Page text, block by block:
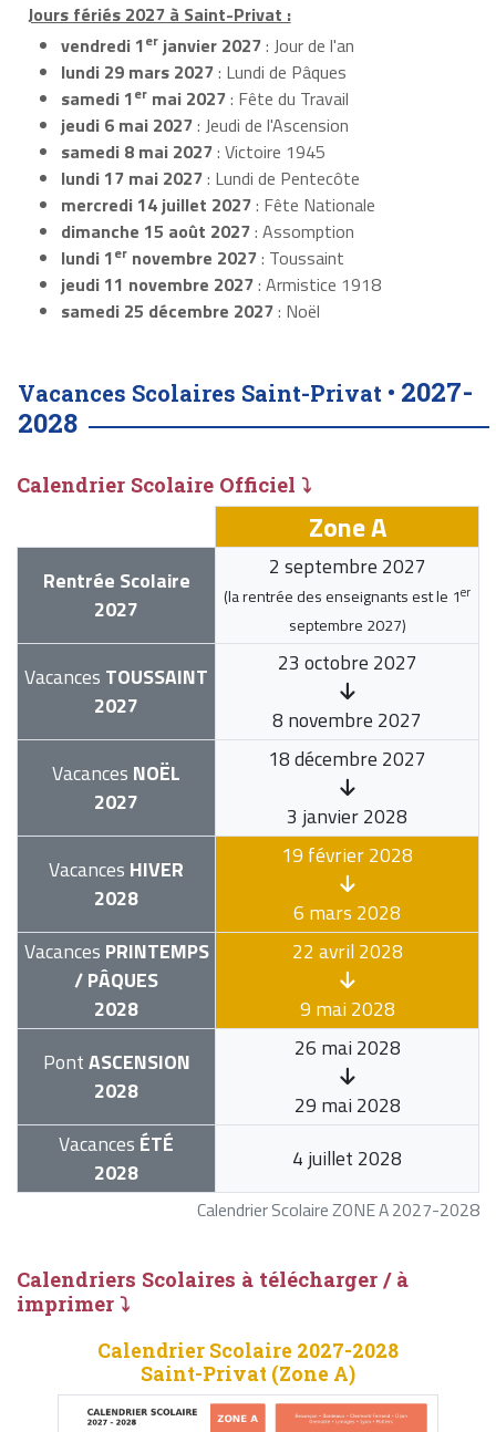
Jours fériés 2027 à Saint-Privat :
vendredi 1er janvier 2027: Jour de l'an
lundi 29 mars 2027: Lundi de Pâques
samedi 1er mai 2027: Fête du Travail
jeudi 6 mai 2027: Jeudi de l'Ascension
samedi 8 mai 2027: Victoire 1945
lundi 17 mai 2027: Lundi de Pentecôte
mercredi 14 juillet 2027: Fête Nationale
dimanche 15 août 2027: Assomption
lundi 1er novembre 2027: Toussaint
jeudi 11 novembre 2027: Armistice 1918
samedi 25 décembre 2027: Noël
Vacances Scolaires Saint-Privat • 2027-
2028
Calendrier Scolaire Officiel ⤵
Calendrier Scolaire ZONE A 2027-2028
Zone A
Rentrée Scolaire
2027
2 septembre 2027
(la rentrée des enseignants est le 1er
septembre 2027)
Vacances TOUSSAINT
2027
23 octobre 2027
8 novembre 2027
Vacances NOËL
2027
18 décembre 2027
3 janvier 2028
Vacances HIVER
2028
19 février 2028
6 mars 2028
Vacances PRINTEMPS
/ PÂQUES
2028
22 avril 2028
9 mai 2028
PontASCENSION
2028
26 mai 2028
29 mai 2028
Vacances ÉTÉ
2028
4 juillet 2028
Calendriers Scolaires à télécharger / à
imprimer ⤵
Calendrier Scolaire 2027-2028
Saint-Privat (Zone A)